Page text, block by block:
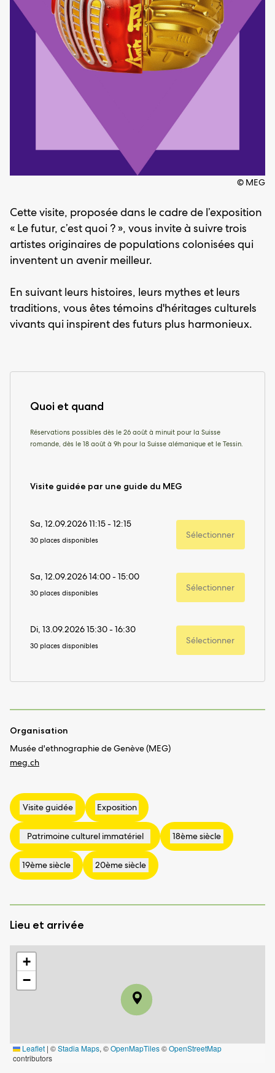
© MEG
Cette visite, proposée dans le cadre de l’exposition
« Le futur, c’est quoi ? », vous invite à suivre trois
artistes originaires de populations colonisées qui
inventent un avenir meilleur.
En suivant leurs histoires, leurs mythes et leurs
traditions, vous êtes témoins d'héritages culturels
vivants qui inspirent des futurs plus harmonieux.
Quoi et quand
Réservations possibles dès le 26 août à minuit pour la Suisse
romande, dès le 18 août à 9h pour la Suisse alémanique et le Tessin.
Visite guidée par une guide du MEG
Sa, 12.09.2026 11:15 - 12:15
30 places disponibles
Sélectionner
Sa, 12.09.2026 14:00 - 15:00
30 places disponibles
Sélectionner
Di, 13.09.2026 15:30 - 16:30
30 places disponibles
Sélectionner
Organisation
Musée d'ethnographie de Genève (MEG)
meg.ch
Lieu et arrivée
+
−
Leaflet | ©Stadia Maps, ©OpenMapTiles©OpenStreetMap
contributors